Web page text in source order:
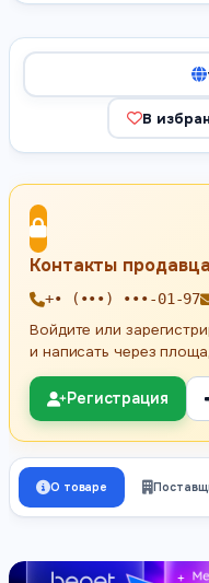
В
Контакты
+• (•••) •••-01-97
Войдите или
и написать через
Регистрация
О товаре